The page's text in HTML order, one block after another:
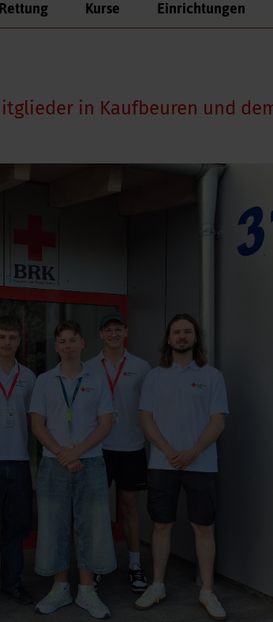
Rettung Kurse Einrichtungen
in Kaufbeuren und